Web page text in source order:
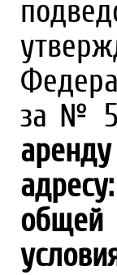
за №
общей